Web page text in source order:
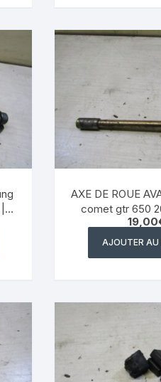
burgman 125
AXE DE ROUE
comet gtr 650
eBay
19,00
AJOUTER AU